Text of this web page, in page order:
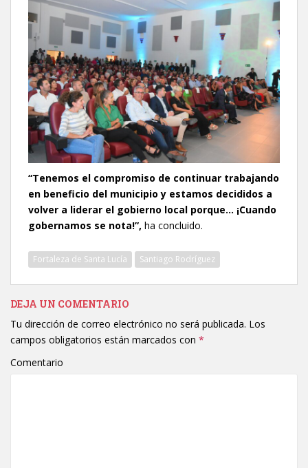
“Tenemos el compromiso de continuar trabajando
en beneficio del municipio y estamos decididos a
volver a liderar el gobierno local porque… ¡Cuando
gobernamos se nota!”, ha concluido.
Fortaleza de Santa Lucía Santiago Rodríguez
DEJA UN COMENTARIO
Tu dirección de correo electrónico no será publicada. Los
campos obligatorios están marcados con *
Comentario